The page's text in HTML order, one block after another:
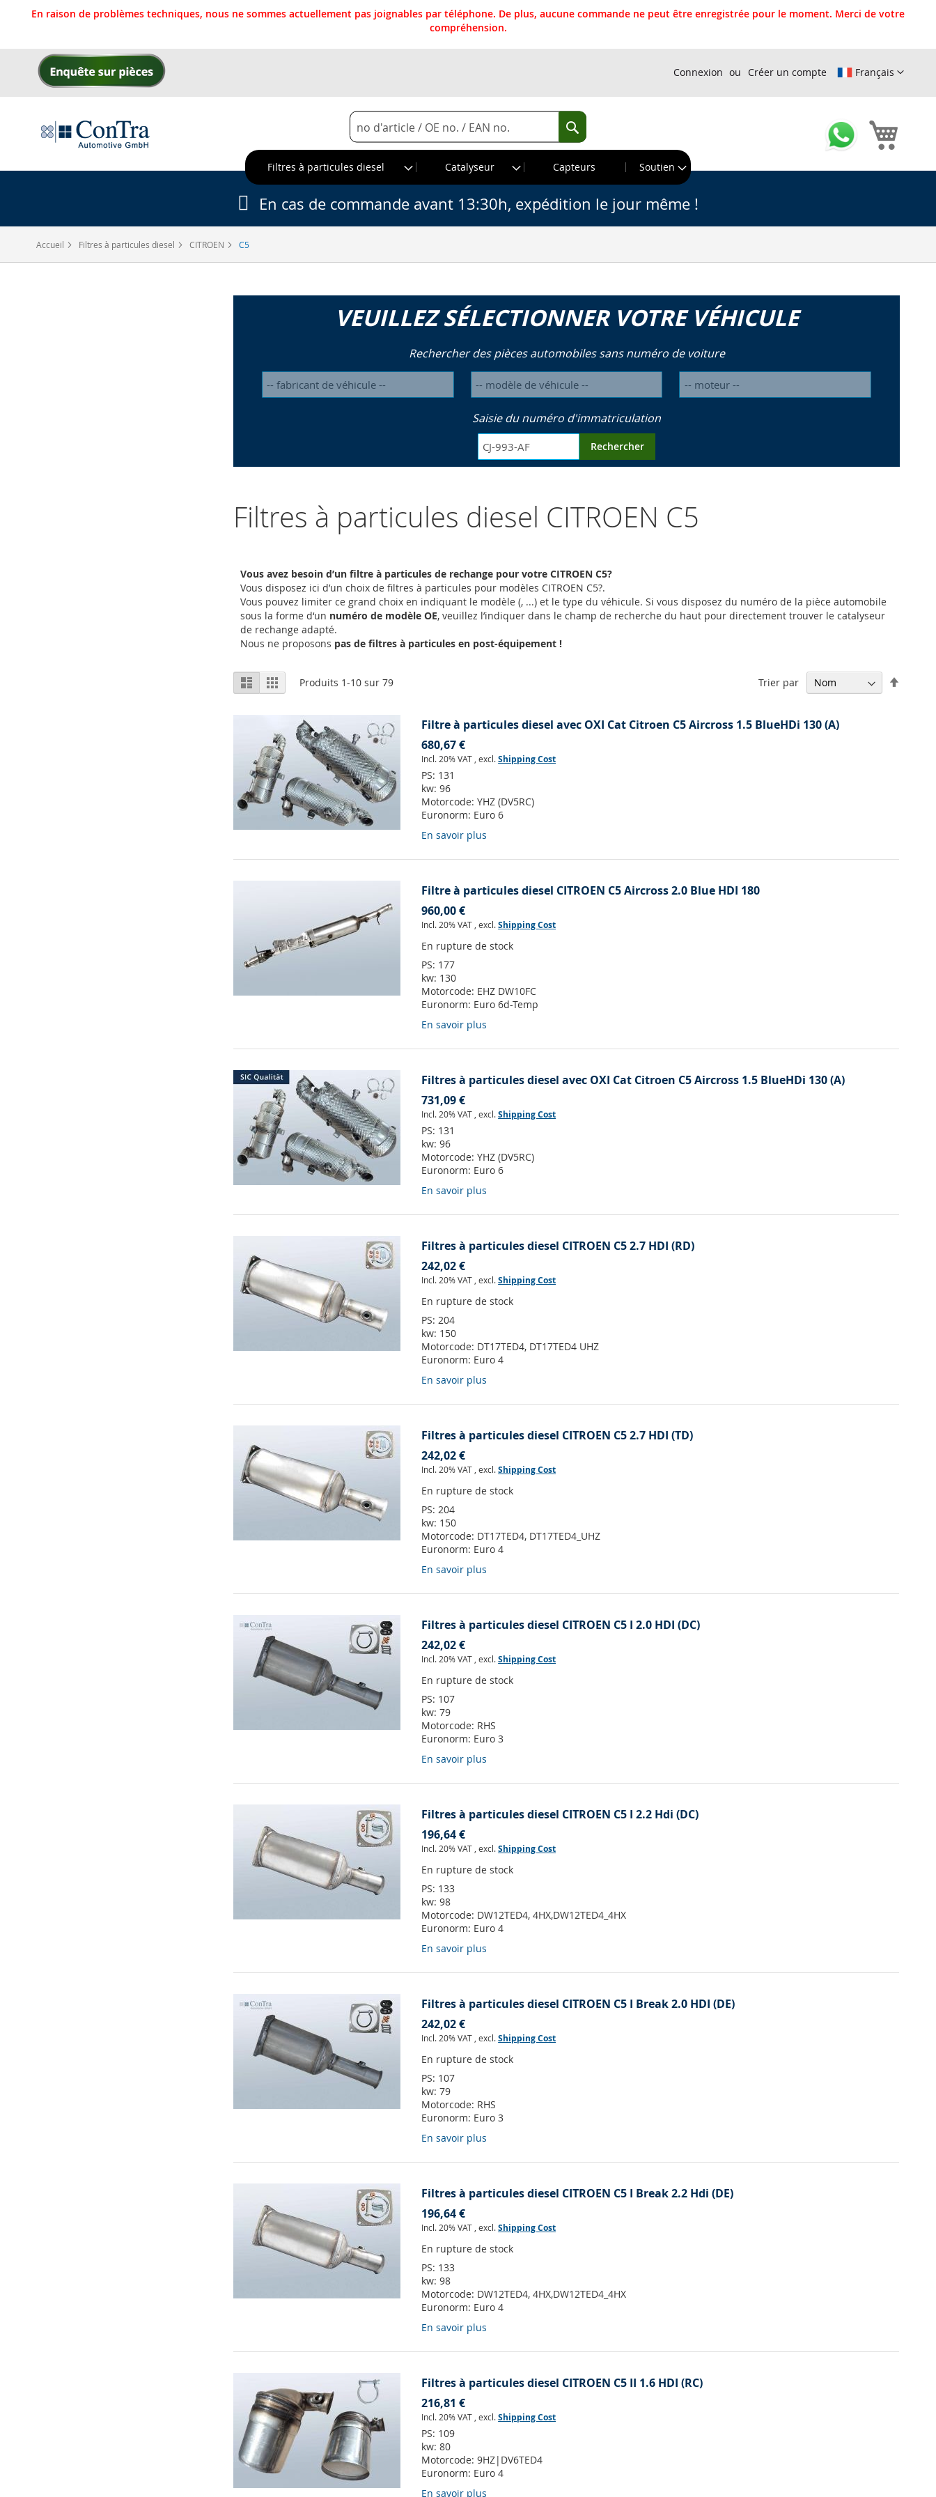
En raison de problèmes techniques, nous ne sommes actuellement pas joignables par téléphone. De plus, aucune commande ne peut être enregistrée pour le moment. Merci de votre
compréhension.
Allez
Français
Connexion Créer un compte
Rechercher
Rechercher
Filtres à particules diesel
Catalyseur Capteurs Soutien
Accueil Filtres à particules diesel CITROEN C5
En cas de commande avant 13:30h, expédition le jour même !
VEUILLEZ SÉLECTIONNER VOTRE VÉHICULE
Rechercher des pièces automobiles sans numéro de voiture
Saisie du numéro d'immatriculation
Rechercher
Filtres à particules diesel CITROEN C5
Vous avez besoin d’un filtre à particules de rechange pour votre CITROEN C5?
Vous disposez ici d’un choix de filtres à particules pour modèles CITROEN C5?.
Vous pouvez limiter ce grand choix en indiquant le modèle (, ...) et le type du véhicule. Si vous disposez du numéro de la pièce automobile
sous la forme d‘un numéro de modèle OE, veuillez l’indiquer dans le champ de recherche du haut pour directement trouver le catalyseur
de rechange adapté.
Nous ne proposons pas de filtres à particules en post-équipement !
Afficher
en
Liste GrilleProduits 1-10 sur79 Trier par
Filtre à particules diesel avec OXI Cat Citroen C5 Aircross 1.5 BlueHDi 130 (A)
680,67 €
Incl. 20% VAT ,excl.Shipping Cost
PS: 131
kw:96
Motorcode:YHZ (DV5RC)
Euronorm: Euro 6
En savoir plus
Filtre à particules diesel CITROEN C5 Aircross 2.0 Blue HDI 180
960,00 €
Incl. 20% VAT ,excl.Shipping Cost
En rupture de stock
PS: 177
kw: 130
Motorcode: EHZ DW10FC
Euronorm: Euro 6d-Temp
En savoir plus
Filtres à particules diesel avec OXI Cat Citroen C5 Aircross 1.5 BlueHDi 130 (A)
731,09 €
Incl. 20% VAT ,excl.Shipping Cost
PS: 131
kw:96
Motorcode:YHZ (DV5RC)
Euronorm: Euro 6
En savoir plus
Filtres à particules diesel CITROEN C5 2.7 HDI (RD)
242,02 €
Incl. 20% VAT ,excl.Shipping Cost
En rupture de stock
PS:204
kw: 150
Motorcode: DT17TED4, DT17TED4 UHZ
Euronorm: Euro 4
En savoir plus
Filtres à particules diesel CITROEN C5 2.7 HDI (TD)
242,02 €
Incl. 20% VAT ,excl.Shipping Cost
En rupture de stock
PS:204
kw: 150
Motorcode: DT17TED4, DT17TED4_UHZ
Euronorm: Euro 4
En savoir plus
Filtres à particules diesel CITROEN C5 I 2.0 HDI (DC)
242,02 €
Incl. 20% VAT ,excl.Shipping Cost
En rupture de stock
PS: 107
kw:79
Motorcode: RHS
Euronorm: Euro 3
En savoir plus
Filtres à particules diesel CITROEN C5 I 2.2 Hdi (DC)
196,64 €
Incl. 20% VAT ,excl.Shipping Cost
En rupture de stock
PS: 133
kw:98
Motorcode: DW12TED4, 4HX,DW12TED4_4HX
Euronorm: Euro 4
En savoir plus
Filtres à particules diesel CITROEN C5 I Break 2.0 HDI (DE)
242,02 €
Incl. 20% VAT ,excl.Shipping Cost
En rupture de stock
PS: 107
kw:79
Motorcode: RHS
Euronorm: Euro 3
En savoir plus
Filtres à particules diesel CITROEN C5 I Break 2.2 Hdi (DE)
196,64 €
Incl. 20% VAT ,excl.Shipping Cost
En rupture de stock
PS: 133
kw:98
Motorcode: DW12TED4, 4HX,DW12TED4_4HX
Euronorm: Euro 4
En savoir plus
Filtres à particules diesel CITROEN C5 II 1.6 HDI (RC)
216,81 €
Incl. 20% VAT ,excl.Shipping Cost
PS: 109
kw:80
Motorcode:9HZ|DV6TED4
Euronorm: Euro 4
En savoir plus